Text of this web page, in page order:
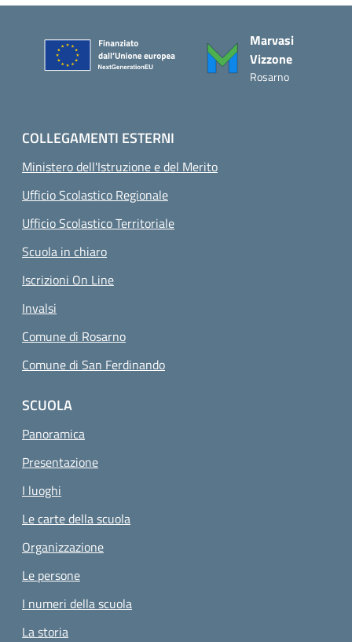
Marvasi
Vizzone
Rosarno
COLLEGAMENTI ESTERNI
Ministero dell'Istruzione e del Merito
Ufficio Scolastico Regionale
Ufficio Scolastico Territoriale
Scuola in chiaro
Iscrizioni On Line
Invalsi
Comune di Rosarno
Comune di San Ferdinando
SCUOLA
Panoramica
Presentazione
I luoghi
Le carte della scuola
Organizzazione
Le persone
I numeri della scuola
La storia